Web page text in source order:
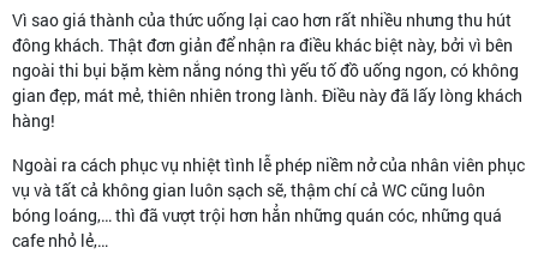
Vì sao giá thành của thức uống lại cao hơn rất nhiều nhưng thu hút
đông khách. Thật đơn giản để nhận ra điều khác biệt này, bởi vì bên
ngoài thi bụi bặm kèm nắng nóng thì yếu tố đồ uống ngon, có không
gian đẹp, mát mẻ, thiên nhiên trong lành. Điều này đã lấy lòng khách
hàng!
Ngoài ra cách phục vụ nhiệt tình lễ phép niềm nở của nhân viên phục
vụ và tất cả không gian luôn sạch sẽ, thậm chí cả WC cũng luôn
bóng loáng,… thì đã vượt trội hơn hẳn những quán cóc, những quá
cafe nhỏ lẻ,…